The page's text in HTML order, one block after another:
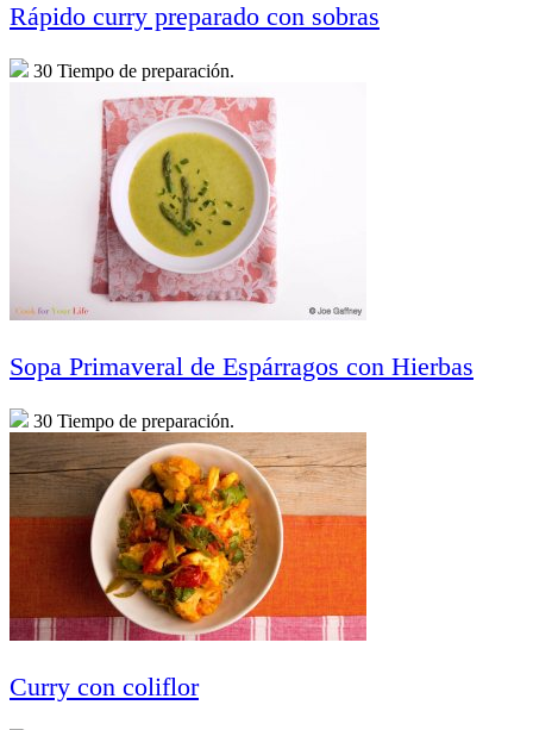
Rápido curry preparado con sobras
30 Tiempo de preparación.
Sopa Primaveral de Espárragos con Hierbas
30 Tiempo de preparación.
Curry con coliflor